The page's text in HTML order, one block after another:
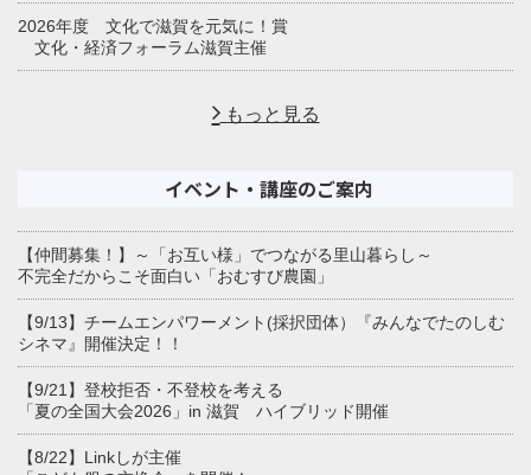
2026年度 文化で滋賀を元気に！賞
文化・経済フォーラム滋賀主催
もっと見る
イベント・講座のご案内
【仲間募集！】～「お互い様」でつながる里山暮らし～
不完全だからこそ面白い「おむすび農園」
【9/13】チームエンパワーメント(採択団体）『みんなでたのしむ
シネマ』開催決定！！
【9/21】登校拒否・不登校を考える
「夏の全国大会2026」in 滋賀 ハイブリッド開催
【8/22】Linkしが主催